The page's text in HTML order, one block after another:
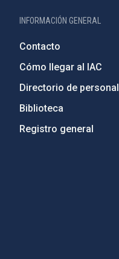
INFORMACIÓN GENERAL
Contacto
Cómo llegar al IAC
Directorio de personal
Biblioteca
Registro general